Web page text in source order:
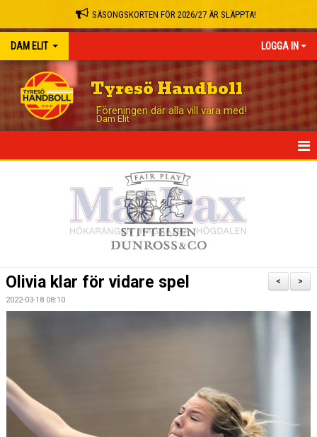
SÄSONGSKORTEN FÖR 2026/27 ÄR SLÄPPTA!
DAM ELIT LOGGA IN
Tyresö Handboll
Föreningen där alla vill vara med!
Dam Elit
TABELL
>
<
Olivia klar för vidare spel
2022-03-18 08:10